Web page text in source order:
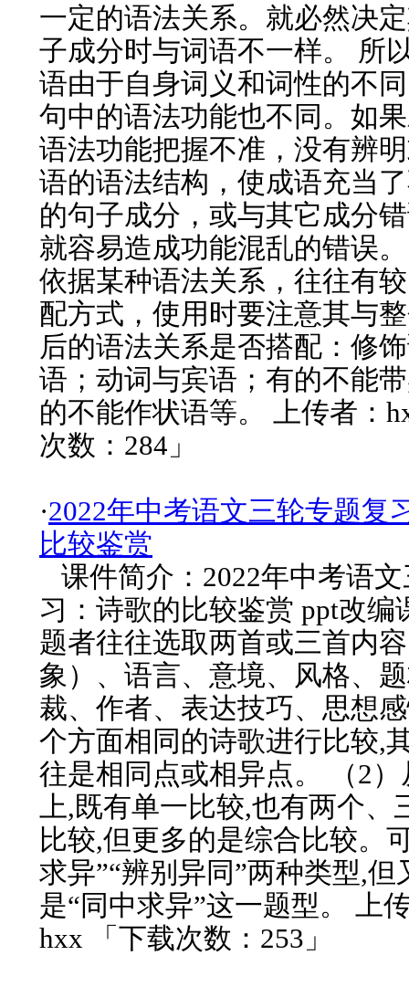
一定的语法关系。就必然决
子成分时与词语不一样。 所
语由于自身词义和词性的不
句中的语法功能也不同。如
语法功能把握不准，没有辨
语的语法结构，使成语充当
的句子成分，或与其它成分
就容易造成功能混乱的错误
依据某种语法关系，往往有
配方式，使用时要注意其与
后的语法关系是否搭配：修
语；动词与宾语；有的不能
的不能作状语等。 上传者：
次数：284」
·2022年中考语文三轮专题复
比较鉴赏
课件简介：2022年中考语
习：诗歌的比较鉴赏 ppt改编
题者往往选取两首或三首内
象）、语言、意境、风格、
裁、作者、表达技巧、思想
个方面相同的诗歌进行比较,
往是相同点或相异点。 （2
上,既有单一比较,也有两个、
比较,但更多的是综合比较。
求异”“辨别异同”两种类型,但
是“同中求异”这一题型。 上
hxx 「下载次数：253」